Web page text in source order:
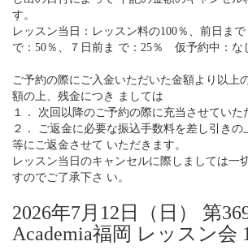
す。
レッスン当日：レッスン料の100％、前日まで
で：50％、７日前ま で：25％ 仮予約中：な
ご予約の際にご入金いただいた金額より以上
額の上、残金につき ましては
１． 次回以降のご予約の際に充当させていた
２． ご返金に必要な振込手数料を差し引きの
等にご返金させて いただきます。
レッスン当日のキャンセルに際しましては一
すのでご了承下さ い。
2026年7月12日（日） 第
Academia福岡 レッスン会